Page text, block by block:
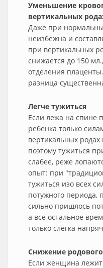
Уменьшение
вертикальных
Даже при
неизбежна и
при вертикальных
снижается до 150
отделения
разница
Легче тужиться
Если лежа на спине
ребенка только
вертикальных родах
поэтому тужиться
слабее, реже
опыт: при
тужиться изо всех
потужного периода,
сильно пришлось
а все остальное
только слегка
Снижение
Если женщина